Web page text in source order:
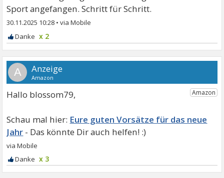
Sport angefangen. Schritt für Schritt.
30.11.2025 10:28 •
x 2
A
Hallo blossom79,
Eure guten Vorsätze für das neue
Jahr
x 3